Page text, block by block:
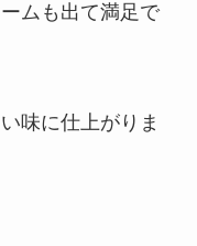
ムも出て満足で
味に仕上がりま